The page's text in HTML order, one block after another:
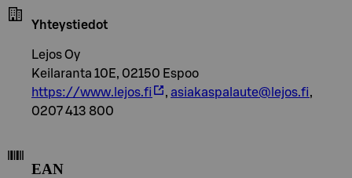
Yhteystiedot
Lejos Oy
Keilaranta 10E, 02150 Espoo
https://www.lejos.fi
, asiakaspalaute@lejos.fi,
0207 413 800
EAN